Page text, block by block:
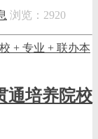
浏览：2920
通培养院校